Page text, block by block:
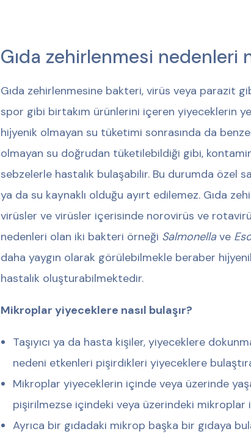
Gıda zehirlenmesi nedenleri
Gıda zehirlenmesine bakteri, virüs veya parazit
spor gibi birtakım ürünlerini içeren yiyeceklerin
hijyenik olmayan su tüketimi sonrasında da
olmayan su doğrudan tüketilebildiği gibi,
sebzelerle hastalık bulaşabilir. Bu durumda özel
ya da su kaynaklı olduğu ayırt edilemez. Gıda
virüsler ve virüsler içerisinde norovirüs ve
nedenleri olan iki bakteri örneği Salmonellave
daha yaygın olarak görülebilmekle beraber
hastalık oluşturabilmektedir.
Mikroplar yiyeceklere nasıl bulaşır?
Taşıyıcı ya da hasta kişiler, yiyeceklere
nedeni etkenleri pişirdikleri yiyeceklere
Mikroplar yiyeceklerin içinde veya üzerinde
pişirilmezse içindeki veya üzerindeki mikroplar
Ayrıca bir gıdadaki mikrop başka bir gıdaya